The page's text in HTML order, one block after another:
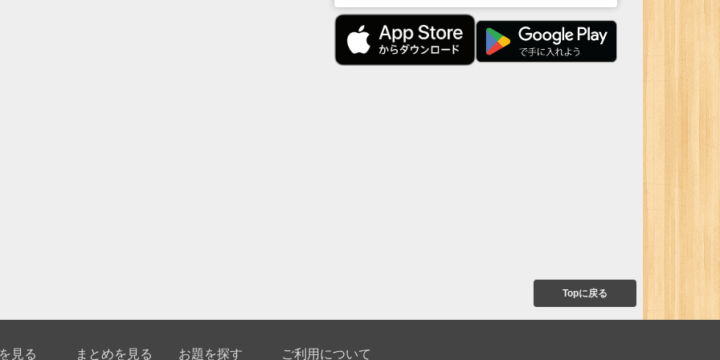
Topに戻る
見る まとめを見る お題を探す ご利用について